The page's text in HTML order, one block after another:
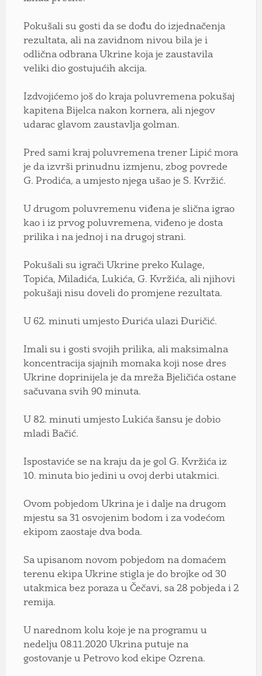
Pokušali su gosti da se dođu do izjednačenja
rezultata, ali na zavidnom nivou bila je i
odlična odbrana Ukrine koja je zaustavila
veliki dio gostujućih akcija.
Izdvojićemo još do kraja poluvremena pokušaj
kapitena Bijelca nakon kornera, ali njegov
udarac glavom zaustavlja golman.
Pred sami kraj poluvremena trener Lipić mora
je da izvrši prinudnu izmjenu, zbog povrede
G. Prodića, a umjesto njega ušao je S. Kvržić.
U drugom poluvremenu viđena je slična igrao
kao i iz prvog poluvremena, viđeno je dosta
prilika i na jednoj i na drugoj strani.
Pokušali su igrači Ukrine preko Kulage,
Topića, Miladića, Lukića, G. Kvržića, ali njihovi
pokušaji nisu doveli do promjene rezultata.
U 62. minuti umjesto Đurića ulazi Đuričić.
Imali su i gosti svojih prilika, ali maksimalna
koncentracija sjajnih momaka koji nose dres
Ukrine doprinijela je da mreža Bjeličića ostane
sačuvana svih 90 minuta.
U 82. minuti umjesto Lukića šansu je dobio
mladi Bačić.
Ispostaviće se na kraju da je gol G. Kvržića iz
10. minuta bio jedini u ovoj derbi utakmici.
Ovom pobjedom Ukrina je i dalje na drugom
mjestu sa 31 osvojenim bodom i za vodećom
ekipom zaostaje dva boda.
Sa upisanom novom pobjedom na domaćem
terenu ekipa Ukrine stigla je do brojke od 30
utakmica bez poraza u Čečavi, sa 28 pobjeda i 2
remija.
U narednom kolu koje je na programu u
nedelju 08.11.2020 Ukrina putuje na
gostovanje u Petrovo kod ekipe Ozrena.